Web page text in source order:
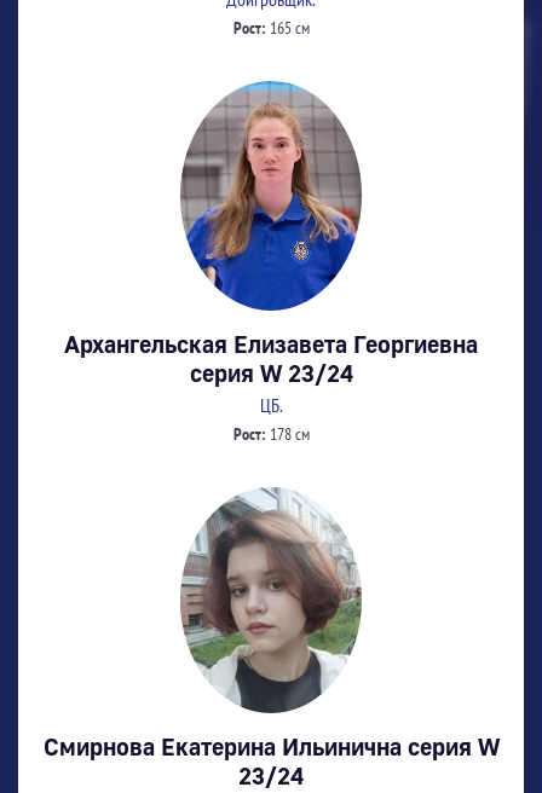
Рост: 165 см
Архангельская Елизавета Георгиевна
серия W 23/24
ЦБ.
Рост: 178 см
Смирнова Екатерина Ильинична серия W
23/24